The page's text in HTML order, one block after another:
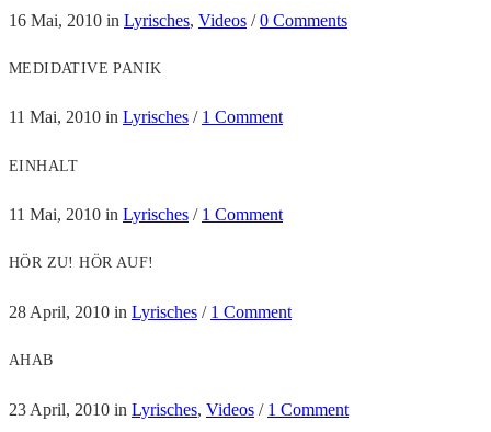
16 Mai, 2010 in Lyrisches, Videos /0 Comments
MEDIDATIVE PANIK
11 Mai, 2010 in Lyrisches / 1 Comment
EINHALT
11 Mai, 2010 in Lyrisches / 1 Comment
HÖR ZU! HÖR AUF!
28 April, 2010 in Lyrisches / 1 Comment
AHAB
23 April, 2010 in Lyrisches, Videos / 1 Comment